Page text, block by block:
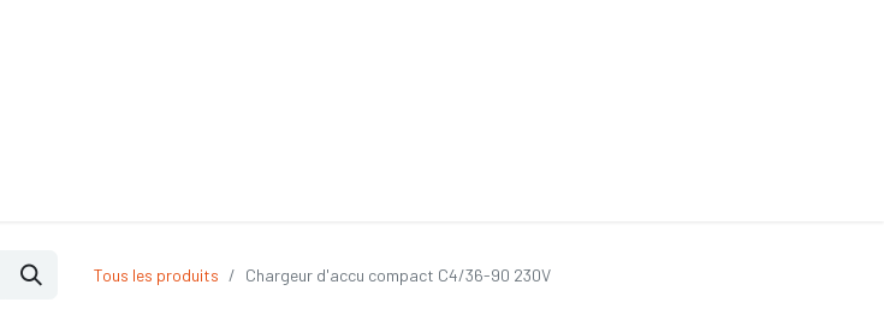
Tous les produits Chargeur d'accu compact C4/36-90 230V